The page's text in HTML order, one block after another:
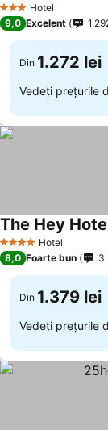
3 SteleHotel
9,0 Excelent
Din 1.272 lei
Vedeți prețurile
4 Stele Hotel
The Hey
8,0 Foarte bun
Din 1.379 lei
Vedeți prețurile